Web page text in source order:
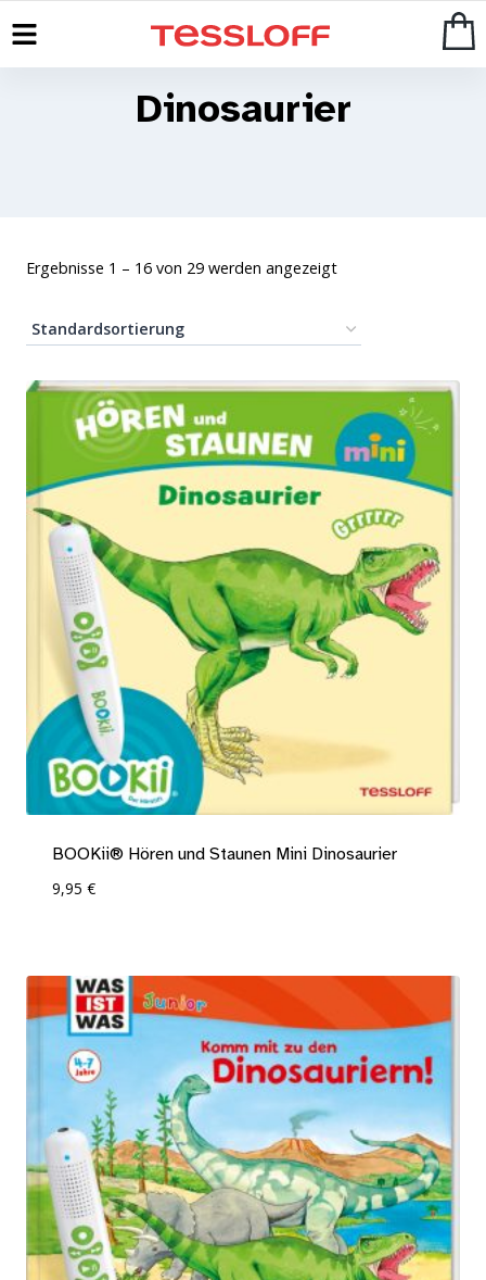
Dinosaurier
Ergebnisse 1 – 16 von 29 werden angezeigt
BOOKii® Hören und Staunen Mini Dinosaurier
9,95 €